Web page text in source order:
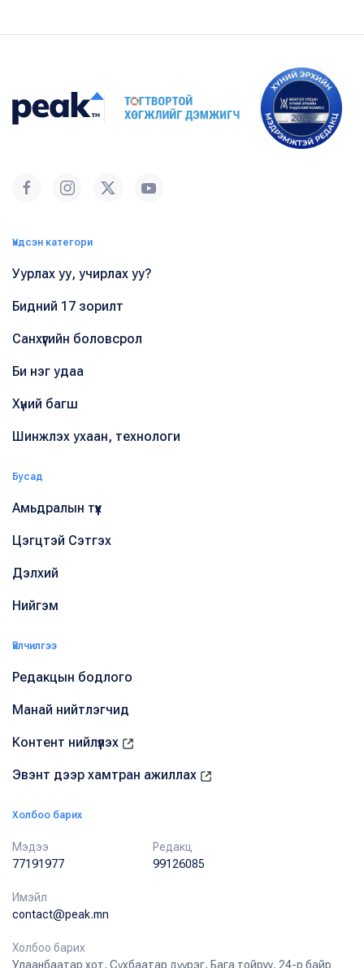
Үндсэн категори
Уурлах уу, учирлах уу?
Бидний 17 зорилт
Санхүүгийн боловсрол
Би нэг удаа
Хүний багш
Шинжлэх ухаан, технологи
Бусад
Амьдралын түүх
Цэгцтэй Сэтгэх
Дэлхий
Нийгэм
Үйлчилгээ
Редакцын бодлого
Манай нийтлэгчид
Контент нийлүүлэх
Эвэнт дээр хамтран ажиллах
Холбоо барих
Мэдээ
77191977
Редакц
99126085
Имэйл
contact@peak.mn
Холбоо барих
Улаанбаатар хот, Сүхбаатар дүүрэг, Бага тойруу, 24-р байр